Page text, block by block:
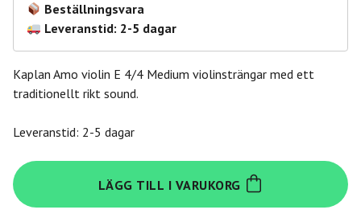
Beställningsvara
Leveranstid: 2-5 dagar
Kaplan Amo violin E 4/4 Medium violinsträngar med ett
traditionellt rikt sound.
Leveranstid: 2-5 dagar
Daddario
KA311
4/4M
LÄGG TILL I VARUKORG